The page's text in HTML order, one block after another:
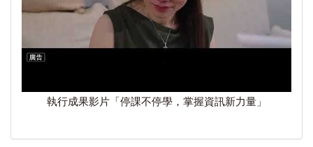
執行成果影片「停課不停學，掌握資訊新力量」